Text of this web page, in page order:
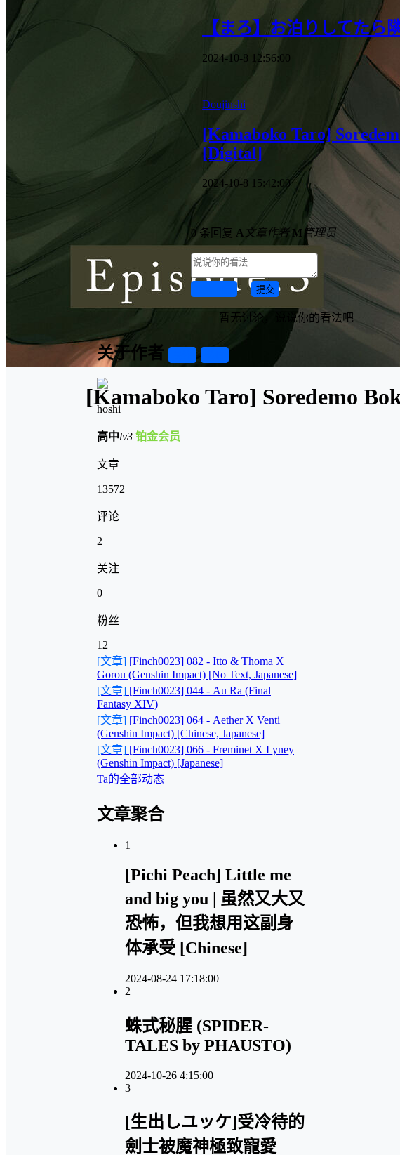
[Kamaboko Taro] Soredemo
【まろ】お泊りしてた
2024-10-8 12:56:00
Doujinshi
[Kamaboko Taro]
[Digital]
2024-10-8 15:42:00
0 条回复 A 文章作者 M 管理员
提交
暂无讨论，说说你的看法吧
关于作者
hoshi
高中lv3 铂金会员
文章
13572
评论
2
关注
0
粉丝
12
[文章] [Finch0023] 082 - Itto & Thoma X
Gorou (Genshin Impact) [No Text, Japanese]
[文章] [Finch0023] 044 - Au Ra (Final
Fantasy XIV)
[文章] [Finch0023] 064 - Aether X Venti
(Genshin Impact) [Chinese, Japanese]
[文章] [Finch0023] 066 - Freminet X Lyney
(Genshin Impact) [Japanese]
Ta的全部动态
文章聚合
1
[Pichi Peach] Little me
and big you | 虽然又大又
恐怖，但我想用这副身
体承受 [Chinese]
2024-08-24 17:18:00
2
蛛式秘腥 (SPIDER-
TALES by PHAUSTO)
2024-10-26 4:15:00
3
[生出しユッケ]受冷待的
劍士被魔神極致寵愛